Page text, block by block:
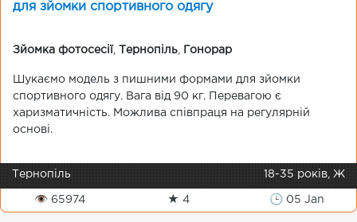
для зйомки спортивного одягу
Зйомка фотосесії Тернопіль Гонорар
Шукаємо модель з пишними формами для зйомки
спортивного одягу. Вага від 90 кг. Перевагою є
харизматичність. Можлива співпраця на регулярній
основі.
Тернопіль 18-35 років, Ж
👁 65974 ★ 4 🕒 05 Jan